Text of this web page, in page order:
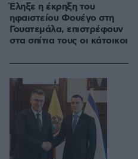
Έληξε η έκρηξη του
ηφαιστείου Φουέγο στη
Γουατεμάλα, επιστρέφουν
στα σπίτια τους οι κάτοικοι